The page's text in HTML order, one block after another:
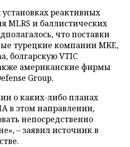
реактивных
MLRS и баллистических
что поставки
турецкие компании MKE,
болгарскую VTIC
американские фирмы
Group.
о каких-либо планах
в этом направлении,
непосредственно
– заявил источник в